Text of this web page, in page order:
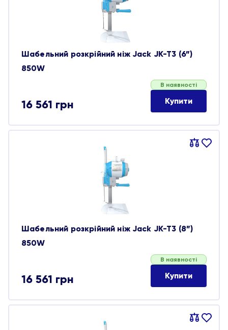
Шабельний розкрійний ніж Jack JK-T3 (6”)
850W
16 561 грн
В наявності
Купити
Порівняти
В
Шабельний розкрійний ніж Jack JK-T3 (8”)
850W
16 561 грн
В наявності
Купити
Порівняти
В